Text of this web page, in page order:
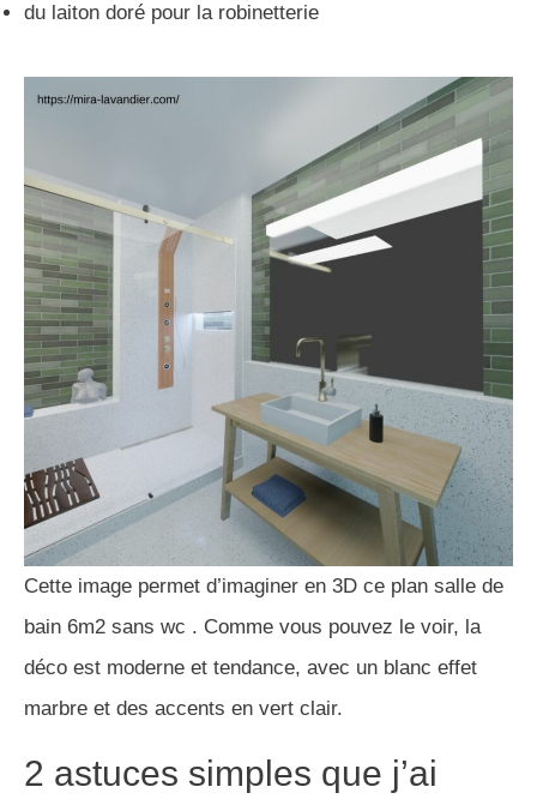
du laiton doré pour la robinetterie
Cette image permet d’imaginer en 3D ce plan salle de
bain 6m2 sans wc . Comme vous pouvez le voir, la
déco est moderne et tendance, avec un blanc effet
marbre et des accents en vert clair.
2 astuces simples que j’ai